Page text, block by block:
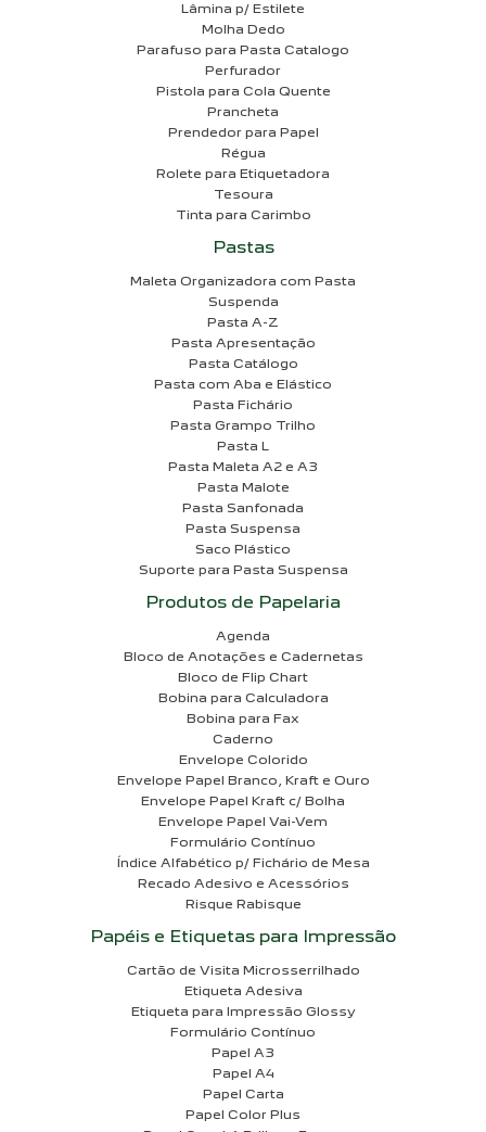
Lâmina p/ Estilete
Molha Dedo
Parafuso para Pasta Catalogo
Perfurador
Pistola para Cola Quente
Prancheta
Prendedor para Papel
Régua
Rolete para Etiquetadora
Tesoura
Tinta para Carimbo
Pastas
Maleta Organizadora com Pasta
Suspenda
Pasta A-Z
Pasta Apresentação
Pasta Catálogo
Pasta com Aba e Elástico
Pasta Fichário
Pasta Grampo Trilho
Pasta L
Pasta Maleta A2 e A3
Pasta Malote
Pasta Sanfonada
Pasta Suspensa
Saco Plástico
Suporte para Pasta Suspensa
Produtos de Papelaria
Agenda
Bloco de Anotações e Cadernetas
Bloco de Flip Chart
Bobina para Calculadora
Bobina para Fax
Caderno
Envelope Colorido
Envelope Papel Branco, Kraft e Ouro
Envelope Papel Kraft c/ Bolha
Envelope Papel Vai-Vem
Formulário Contínuo
Índice Alfabético p/ Fichário de Mesa
Recado Adesivo e Acessórios
Risque Rabisque
Papéis e Etiquetas para Impressão
Cartão de Visita Microsserrilhado
Etiqueta Adesiva
Etiqueta para Impressão Glossy
Formulário Contínuo
Papel A3
Papel A4
Papel Carta
Papel Color Plus